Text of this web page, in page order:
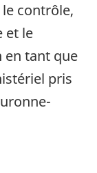
contrôle,
et le
en tant que
pris